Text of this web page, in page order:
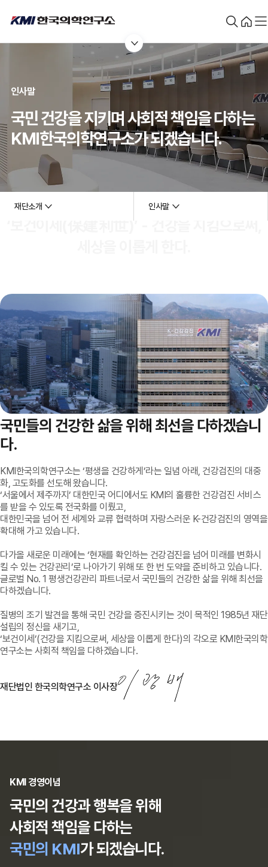
인사말
국민 건강을 지키며 사회적 책임을 다하는
KMI한국의학연구소가 되겠습니다.
재단소개 인사말
‘보건이세(保建利世)’ - 건강을 지킴으로써,
국민들의 건강한 삶을 위해 최선을 다하겠습니
다.
KMI한국의학연구소는 ‘평생을 건강하게’라는 일념 아래, 건강검진의 대중
화, 고도화를 선도해 왔습니다.
‘서울에서 제주까지’ 대한민국 어디에서도 KMI의 훌륭한 건강검진 서비스
를 받을 수 있도록 전국화를 이뤘고,
대한민국을 넘어 전 세계와 교류 협력하며 자랑스러운 K-건강검진의 영역을
확대해 가고 있습니다.
다가올 새로운 미래에는 ‘현재를 확인하는 건강검진을 넘어 미래를 변화시
킬 수 있는 건강관리’로 나아가기 위해 또 한 번 도약을 준비하고 있습니다.
글로벌 No. 1 평생건강관리 파트너로서 국민들의 건강한 삶을 위해 최선을
다하겠습니다.
질병의 조기 발견을 통해 국민 건강을 증진시키는 것이 목적인 1985년 재단
설립의 정신을 새기고,
‘보건이세’(건강을 지킴으로써, 세상을 이롭게 한다)의 각오로 KMI한국의학
연구소는 사회적 책임을 다하겠습니다.
재단법인 한국의학연구소 이사장
KMI 경영이념
국민의 건강과 행복을 위해
사회적 책임을 다하는
국민의 KMI가 되겠습니다.